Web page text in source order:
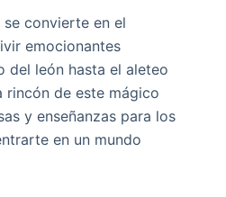
se convierte en el
emocionantes
del león hasta el aleteo
rincón de este mágico
y enseñanzas para los
en un mundo